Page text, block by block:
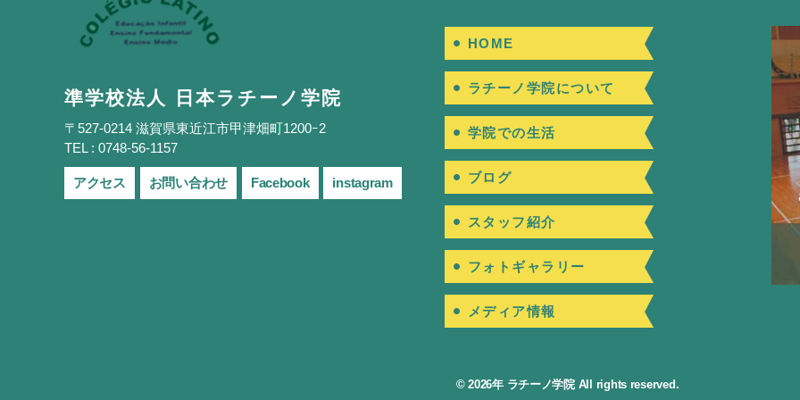
準学校法人 日本ラチーノ学院
〒527-0214 滋賀県東近江市甲津畑町1200ｰ2
TEL : 0748-56-1157
アクセス お問い合わせ Facebook instagram
HOME
ラチーノ学院について
学院での生活
ブログ
スタッフ紹介
フォトギャラリー
メディア情報
© 2026年 ラチーノ学院All rights reserved.